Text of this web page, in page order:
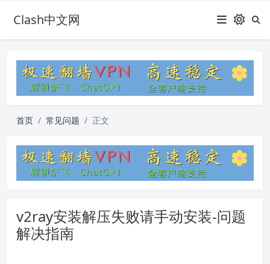
Clash中文网
首页 常见问题 正文
v2ray安装解压失败请手动安装-问题
解决指南